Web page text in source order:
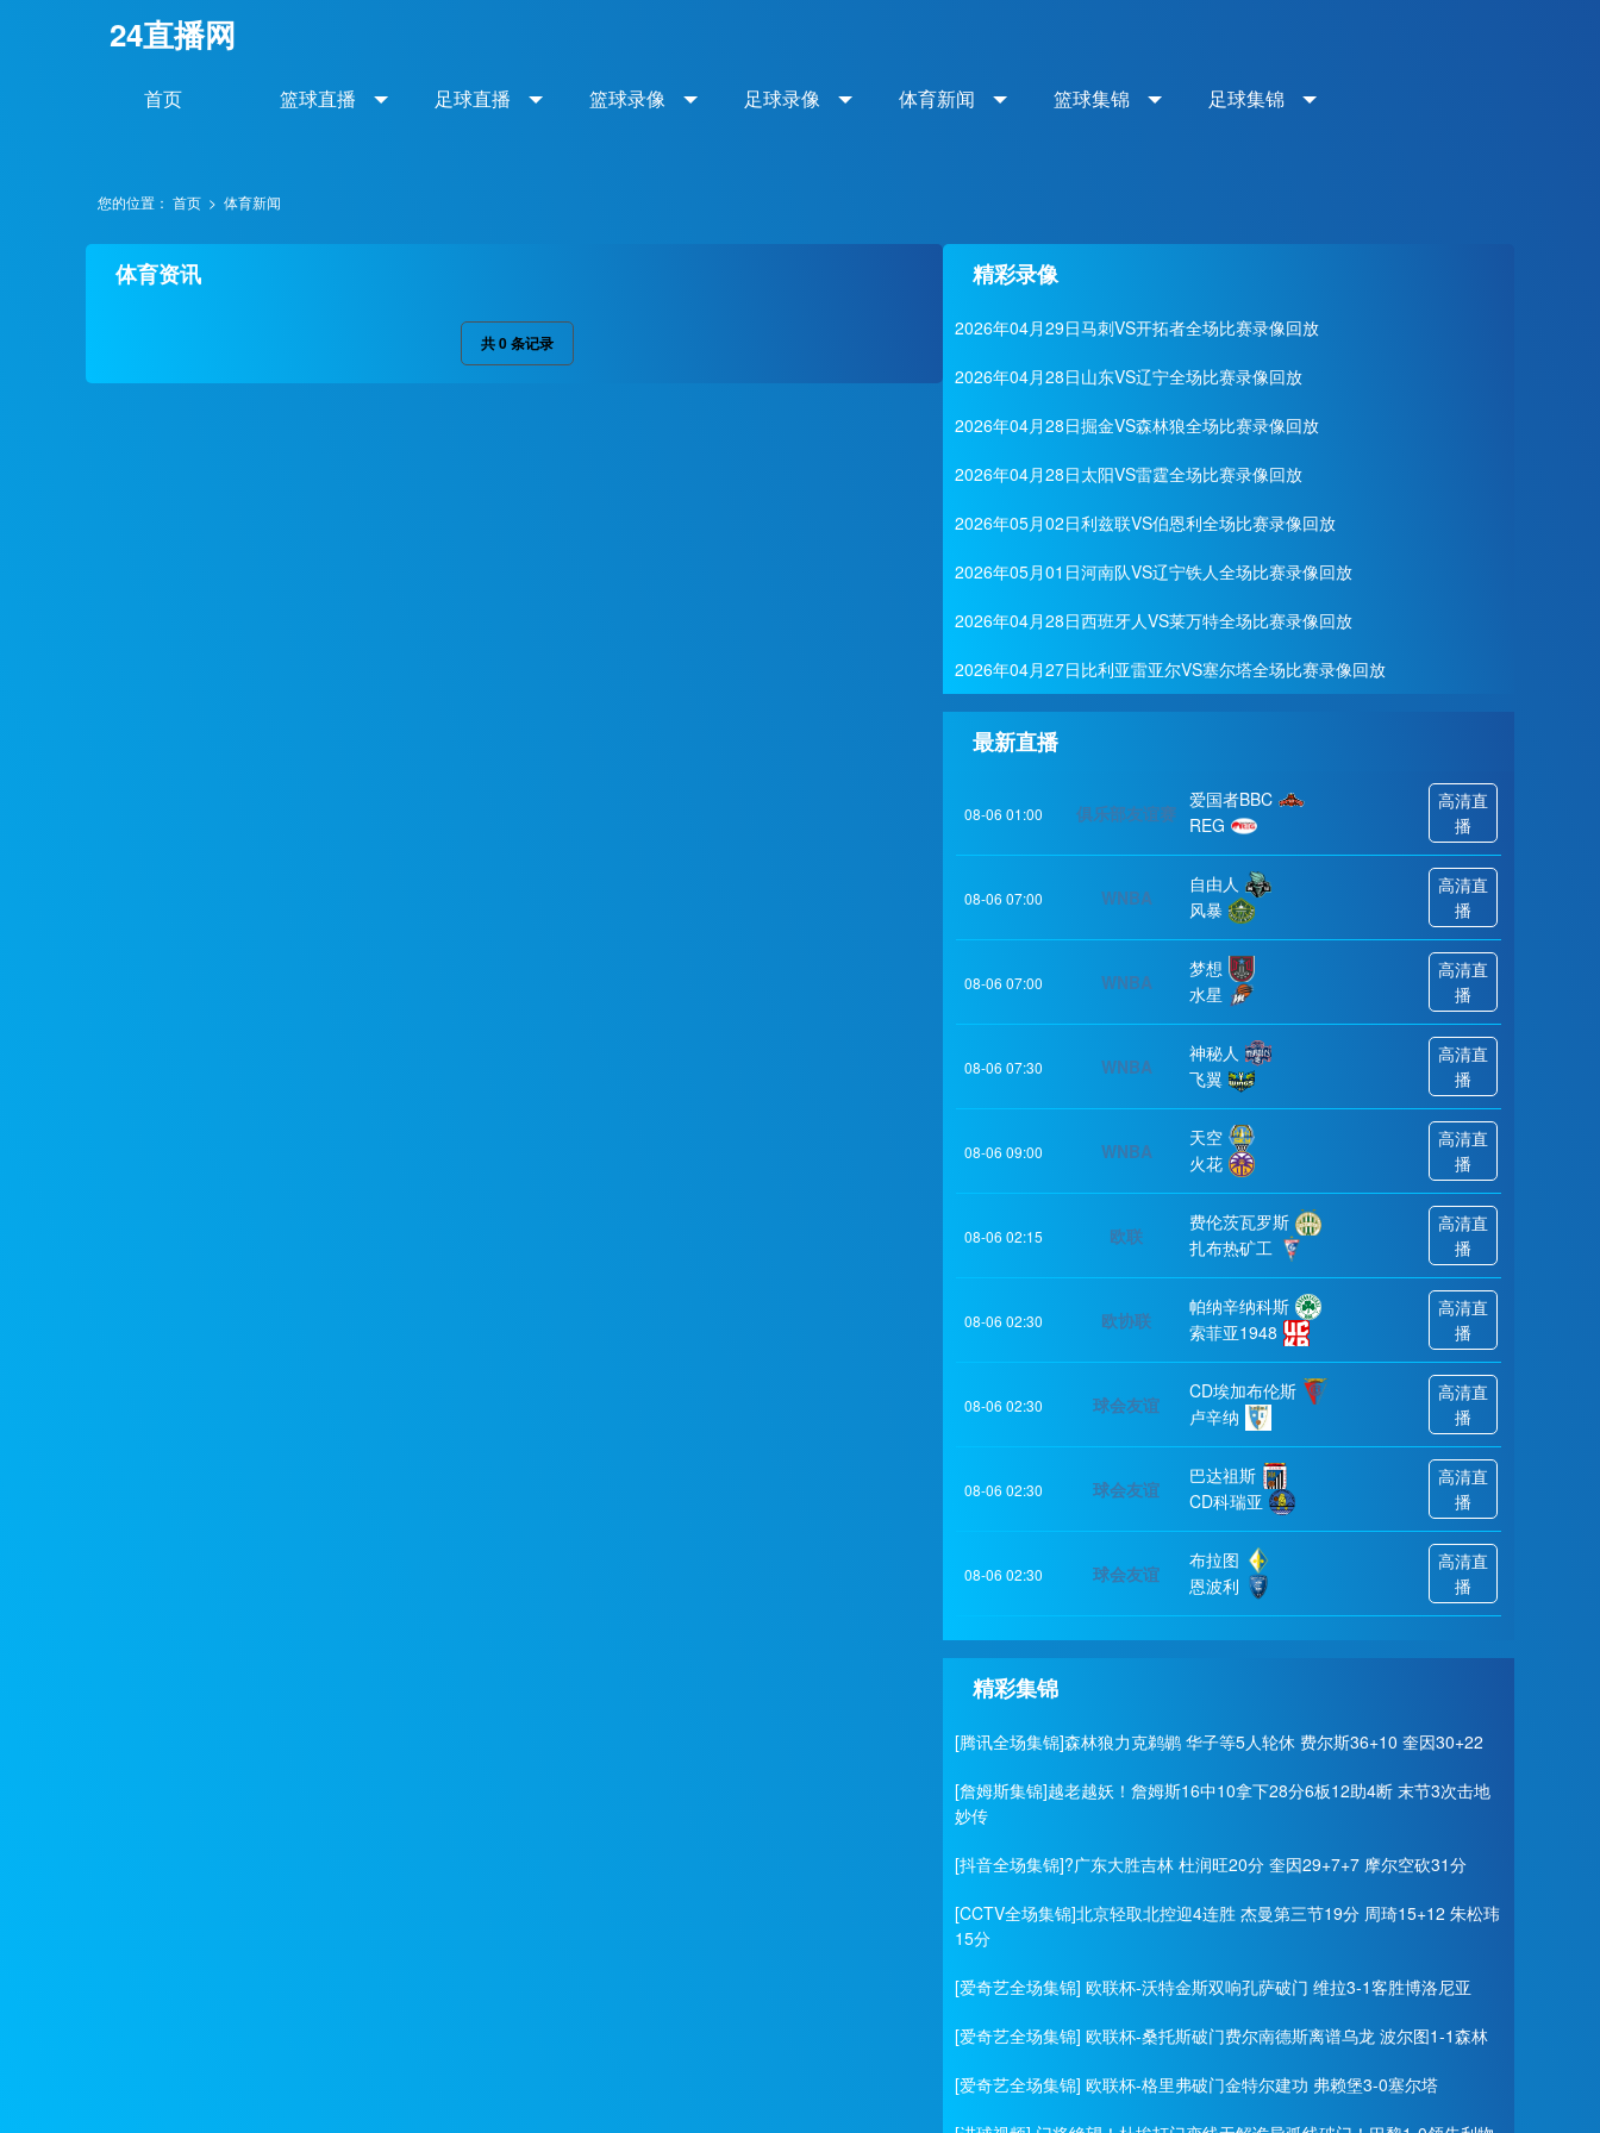
24直播网
首页 篮球直播 足球直播 篮球录像 足球录像 体育新闻 篮球集锦 足球集锦
您的位置： 首页 > 体育新闻
体育资讯
共0条记录
精彩录像
2026年04月29日马刺VS开拓者全场比赛录像回放
2026年04月28日山东VS辽宁全场比赛录像回放
2026年04月28日掘金VS森林狼全场比赛录像回放
2026年04月28日太阳VS雷霆全场比赛录像回放
2026年05月02日利兹联VS伯恩利全场比赛录像回放
2026年05月01日河南队VS辽宁铁人全场比赛录像回放
2026年04月28日西班牙人VS莱万特全场比赛录像回放
2026年04月27日比利亚雷亚尔VS塞尔塔全场比赛录像回放
最新直播
08-06 01:00 俱乐部友谊赛
爱国者BBC
REG
高清直
播
08-06 07:00 WNBA
自由人
风暴
高清直
播
08-06 07:00 WNBA
梦想
水星
高清直
播
08-06 07:30 WNBA
神秘人
飞翼
高清直
播
08-06 09:00 WNBA
天空
火花
高清直
播
08-06 02:15 欧联
费伦茨瓦罗斯
扎布热矿工
高清直
播
08-06 02:30 欧协联
帕纳辛纳科斯
索菲亚1948
高清直
播
08-06 02:30 球会友谊
CD埃加布伦斯
卢辛纳
高清直
播
08-06 02:30 球会友谊
巴达祖斯
CD科瑞亚
高清直
播
08-06 02:30 球会友谊
布拉图
恩波利
高清直
播
精彩集锦
[腾讯全场集锦]森林狼力克鹈鹕 华子等5人轮休 费尔斯36+10 奎因30+22
[詹姆斯集锦]越老越妖！詹姆斯16中10拿下28分6板12助4断 末节3次击地
妙传
[抖音全场集锦]?广东大胜吉林 杜润旺20分 奎因29+7+7 摩尔空砍31分
[CCTV全场集锦]北京轻取北控迎4连胜 杰曼第三节19分 周琦15+12 朱松玮
15分
[爱奇艺全场集锦] 欧联杯-沃特金斯双响孔萨破门 维拉3-1客胜博洛尼亚
[爱奇艺全场集锦] 欧联杯-桑托斯破门费尔南德斯离谱乌龙 波尔图1-1森林
[爱奇艺全场集锦] 欧联杯-格里弗破门金特尔建功 弗赖堡3-0塞尔塔